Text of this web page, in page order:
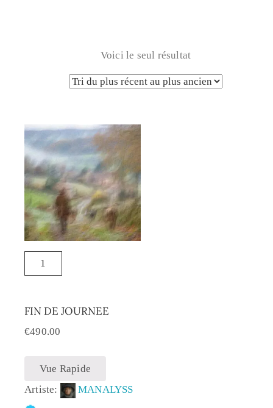
Voici le seul résultat
FIN DE JOURNEE
€490.00
Vue Rapide
Artiste:
MANALYSS